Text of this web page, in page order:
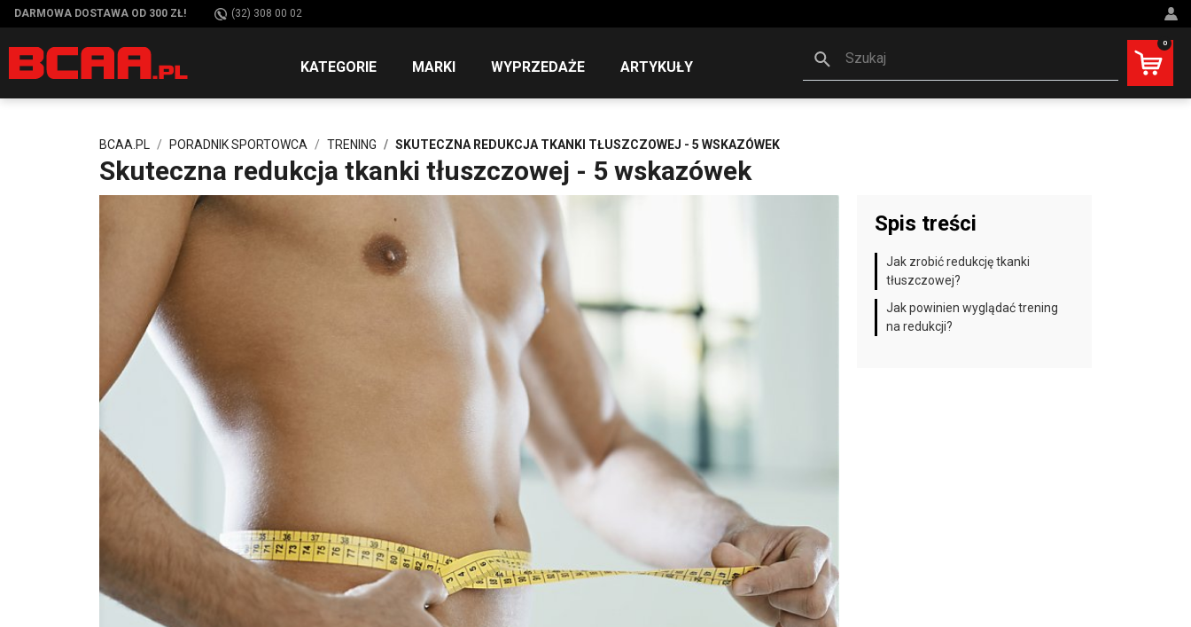
DARMOWA DOSTAWA OD 300 ZŁ! (32) 308 00 02
KATEGORIE MARKI WYPRZEDAŻE ARTYKUŁY
Szukaj
0
BCAA.PL PORADNIK SPORTOWCA TRENING SKUTECZNA REDUKCJA TKANKI TŁUSZCZOWEJ - 5 WSKAZÓWEK
Skuteczna redukcja tkanki tłuszczowej - 5 wskazówek
Spis treści
Jak zrobić redukcję tkanki
tłuszczowej?
Jak powinien wyglądać trening
na redukcji?